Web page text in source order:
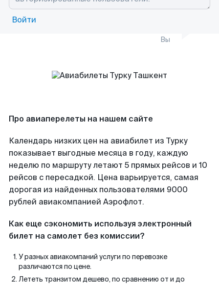
Войти
Вы
Про авиаперелеты на нашем сайте
Календарь низких цен на авиабилет из Турку
показывает выгодные месяца в году, каждую
неделю по маршруту летают 5 прямых рейсов и 10
рейсов с пересадкой. Цена варьируется, самая
дорогая из найденных пользователями 9000
рублей авиакомпанией Аэрофлот.
Как еще сэкономить используя электронный
билет на самолет без комиссии?
У разных авиакомпаний услуги по перевозке
различаются по цене.
Лететь транзитом дешево, по сравнению от и до